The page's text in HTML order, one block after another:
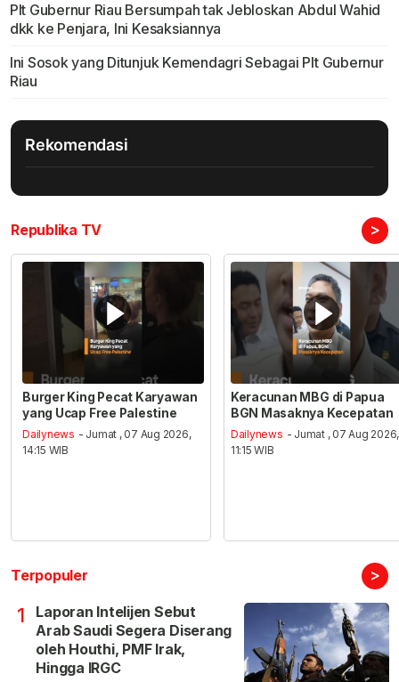
Plt Gubernur Riau Bersumpah tak Jebloskan Abdul Wahid
dkk ke Penjara, Ini Kesaksiannya
Ini Sosok yang Ditunjuk Kemendagri Sebagai Plt Gubernur
Riau
Rekomendasi
Republika TV >
Burger King Pecat Karyawan
yang Ucap Free Palestine
Dailynews - Jumat , 07 Aug 2026,
14:15 WIB
Keracunan MBG di Papua
BGN Masaknya Kecepatan
Dailynews - Jumat , 07 Aug 2026,
11:15 WIB
Terpopuler >
1
Laporan Intelijen Sebut
Arab Saudi Segera Diserang
oleh Houthi, PMF Irak,
Hingga IRGC